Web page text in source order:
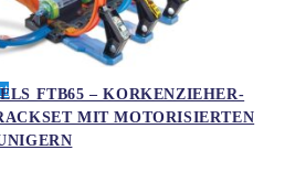
FTB65 – ​KORKENZIEHER-
MIT MOTORISIERTEN